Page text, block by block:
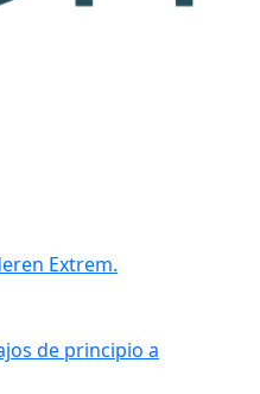
Extrem.
de principio a